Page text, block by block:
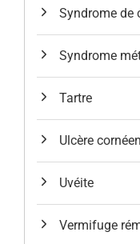
Syndrome de
Syndrome
Tartre
Ulcère cornéen
Uvéite
Vermifuge